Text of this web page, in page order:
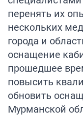
перенять их
нескольких
города и
оснащение
прошедшее
повысить
обновить
Мурманской